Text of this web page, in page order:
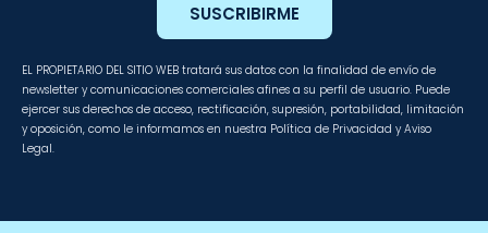
SUSCRIBIRME
EL PROPIETARIO DEL SITIO WEB tratará sus datos con la finalidad de envío de
newsletter y comunicaciones comerciales afines a su perfil de usuario. Puede
ejercer sus derechos de acceso, rectificación, supresión, portabilidad, limitación
y oposición, como le informamos en nuestra Política de Privacidad y Aviso
Legal.